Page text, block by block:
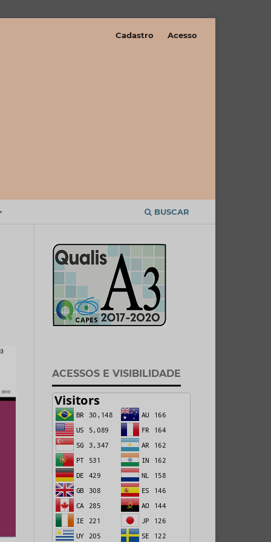
BUSCAR
Cadastro Acesso
ACESSOS E VISIBILIDADE